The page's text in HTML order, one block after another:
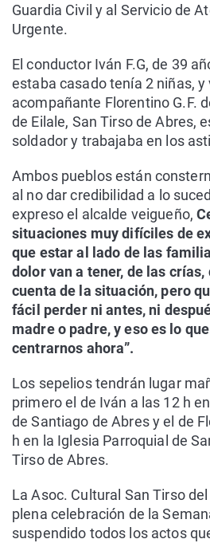
Guardia Civil y al Servicio de
Urgente.
El conductor Iván F.G, de 39
estaba casado tenía 2 niñas, y
acompañante Florentino G.F.
de Eilale, San Tirso de Abres,
soldador y trabajaba en los
Ambos pueblos están
al no dar credibilidad a lo
expreso el alcalde veigueño,
situaciones muy difíciles de
que estar al lado de las
dolor van a tener, de las crías,
cuenta de la situación, pero
fácil perder ni antes, ni
madre o padre, y eso es lo
centrarnos ahora”.
Los sepelios tendrán lugar
primero el de Iván a las 12 h
de Santiago de Abres y el de
h en la Iglesia Parroquial de
Tirso de Abres.
La Asoc. Cultural San Tirso
plena celebración de la
suspendido todos los actos